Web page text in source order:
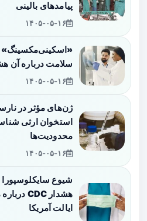
پیامدهای بالینی
۱۴۰۵-۰۵-۱۶
«اسکینی‌مکسینگ»
سلامت درباره آن
۱۴۰۵-۰۵-۱۶
ژن‌های مؤثر در
استخوان ارثی
محدودیت‌ها
۱۴۰۵-۰۵-۱۶
شیوع
ایالت آمریکا